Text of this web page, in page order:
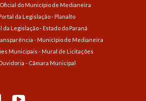
do Município de Medianeira
da Legislação - Planalto
da Legislação - Estado do Paraná
- Município de Medianeira
Municipais - Mural de Licitações
- Câmara Municipal